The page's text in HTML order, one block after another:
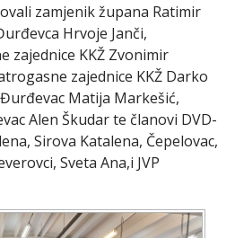
zamjenik župana Ratimir
Hrvoje Janči,
zajednice KKŽ Zvonimir
zajednice KKŽ Darko
Matija Markešić,
Alen Škudar te članovi DVD-
Sirova Katalena, Čepelovac,
Sveta Ana,i JVP